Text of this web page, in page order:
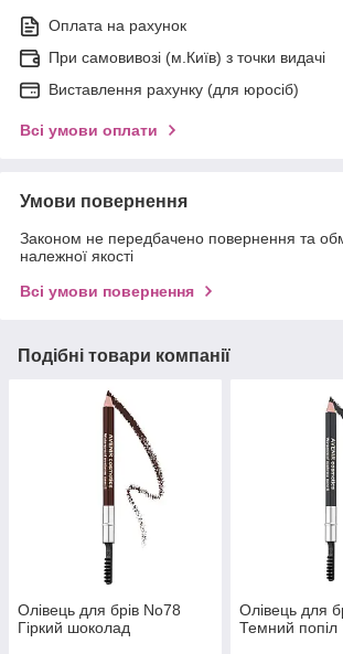
Оплата на рахунок
При самовивозі (м.Київ) з точки видачі
Виставлення рахунку (для юросіб)
Всі умови оплати
Умови повернення
Законом не передбачено повернення та
належної якості
Всі умови повернення
Подібні товари компанії
Олівець для брів No78
Гіркий шоколад
Олівець для
Темний попіл